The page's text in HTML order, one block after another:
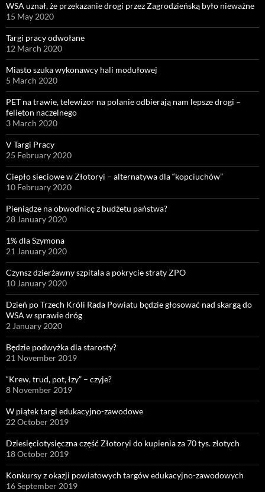
WSA uznał, że przekazanie drogi przez Zagrodzieńską było nieważne
15 May 2020
Targi pracy odwołane
12 March 2020
Miasto szuka wykonawcy hali modułowej
5 March 2020
PET na trawie, telewizor na polanie odbierają nam lepsze drogi –
felieton naczelnego
3 March 2020
V Targi Pracy
25 February 2020
Ciepło sieciowe w Złotoryi – alternatywa dla “kopciuchów”
10 February 2020
Pieniądze na obwodnicę z budżetu państwa?
28 January 2020
1% dla Szymona
21 January 2020
Czynsz dzierżawny szpitala a pokrycie straty ZPO
10 January 2020
Dzień po Trzech Króli Rada Powiatu będzie głosować nad skargą do
WSA w sprawie dróg
2 January 2020
Będzie podwyżka dla starosty?
21 November 2019
“Krew, trud, pot, łzy” – czyje?
8 November 2019
W piątek targi edukacyjno-zawodowe
22 October 2019
Dziesięciotysięczna część Złotoryi do kupienia za 70 tys. złotych
18 October 2019
Konkursy z okazji powiatowych targów edukacyjno-zawodowych
16 September 2019